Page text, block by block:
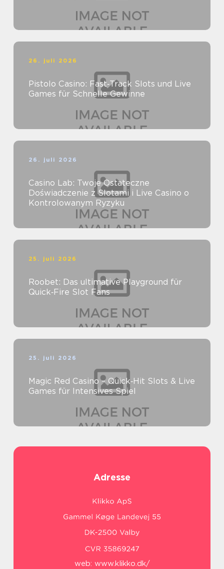
26. juli 2026
Pistolo Casino: Fast‑Track Slots und Live
Games für Schnelle Gewinne
26. juli 2026
Casino Lab: Twoje Ostateczne
Doświadczenie z Slotami i Live Casino o
Kontrolowanym Ryzyku
25. juli 2026
Roobet: Das ultimative Playground für
Quick‑Fire Slot Fans
25. juli 2026
Magic Red Casino – Quick‑Hit Slots & Live
Games für Intensives Spiel
Adresse
web: www.klikko.dk/